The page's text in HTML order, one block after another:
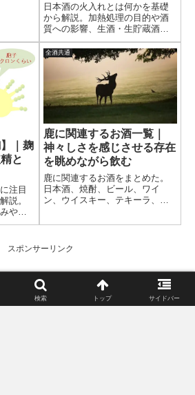
日本酒の火入れとは何かを基礎
から解説。加熱処理の目的や酒
質への影響、生酒・生貯蔵酒・
生詰め酒の違いと保存性の特徴
を整理し、日本酒の分類との関
係をわかりやすく説明する。
｜麹
と
注目
説。
や並
は
わか
全酒共通
鹿に関連するお酒一覧｜
神々しさを感じさせる存在
を眺めながら飲む
鹿に関連するお酒をまとめた。
日本酒、焼酎、ビール、ワイ
ン、ウイスキー、テキーラ、リ
使っている銘柄はとても多い。
姿に見とれて飲むお酒は格別で
あろう。
スポンサーリンク
検索 トップ サイドバー